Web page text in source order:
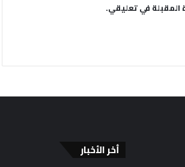
المقبلة في تعليقي.
أخر الأخبار